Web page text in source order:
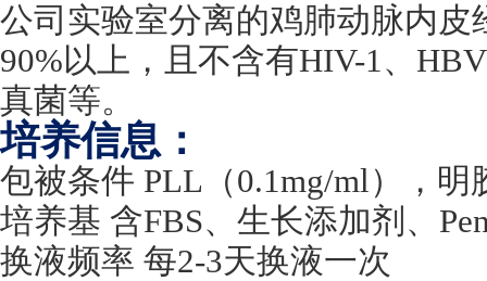
公司实验室分离的鸡肺动脉内皮
90%以上，且不含有HIV-1、 HBV
真菌等。
培养信息：
包被条件 PLL （0.1mg/ml），明
培养基 含FBS、生长添加剂、
换液频率 每2-3天换液一次